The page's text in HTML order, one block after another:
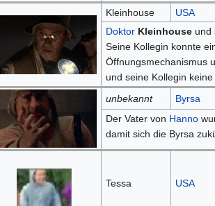
Kleinhouse USA
Doktor Kleinhouseund
Seine Kollegin konnte
Öffnungsmechanismus
und seine Kollegin keine
unbekannt
Byrsa
Der Vater von Hanno
damit sich die Byrsa
Tessa USA